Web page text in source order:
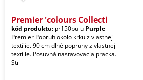
Premier 'colours Collecti
kód produktu: pr150pu-u Purple
Premier Popruh okolo krku z vlastnej
textílie. 90 cm dlhé popruhy z vlastnej
textílie. Posuvná nastavovacia pracka.
Stri